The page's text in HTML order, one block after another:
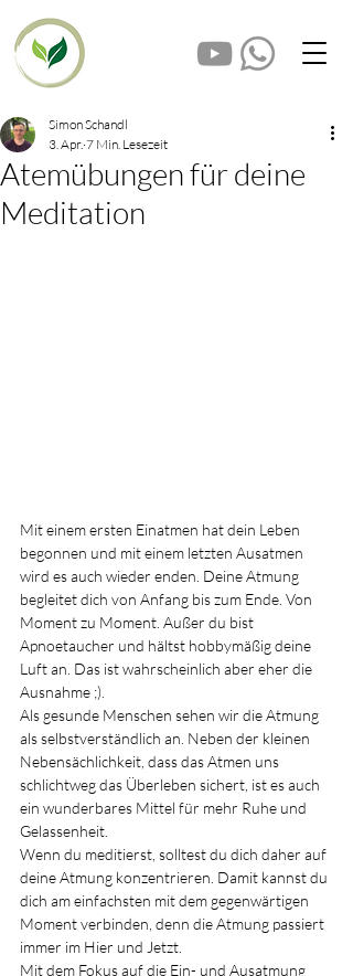
Atemübungen für deine
Meditation
Simon Schandl
3. Apr. 7 Min. Lesezeit
Mit einem ersten Einatmen hat dein Leben
begonnen und mit einem letzten Ausatmen
wird es auch wieder enden. Deine Atmung
begleitet dich von Anfang bis zum Ende. Von
Moment zu Moment. Außer du bist
Apnoetaucher und hältst hobbymäßig deine
Luft an. Das ist wahrscheinlich aber eher die
Ausnahme ;).
Als gesunde Menschen sehen wir die Atmung
als selbstverständlich an. Neben der kleinen
Nebensächlichkeit, dass das Atmen uns
schlichtweg das Überleben sichert, ist es auch
ein wunderbares Mittel für mehr Ruhe und
Gelassenheit.
Wenn du meditierst, solltest du dich daher auf
deine Atmung konzentrieren. Damit kannst du
dich am einfachsten mit dem gegenwärtigen
Moment verbinden, denn die Atmung passiert
immer im Hier und Jetzt.
Mit dem Fokus auf die Ein- und Ausatmung